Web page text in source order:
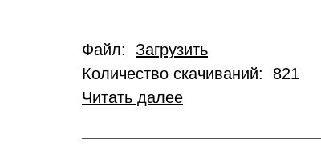
Файл: Загрузить
Количество скачиваний: 821
Читать далее